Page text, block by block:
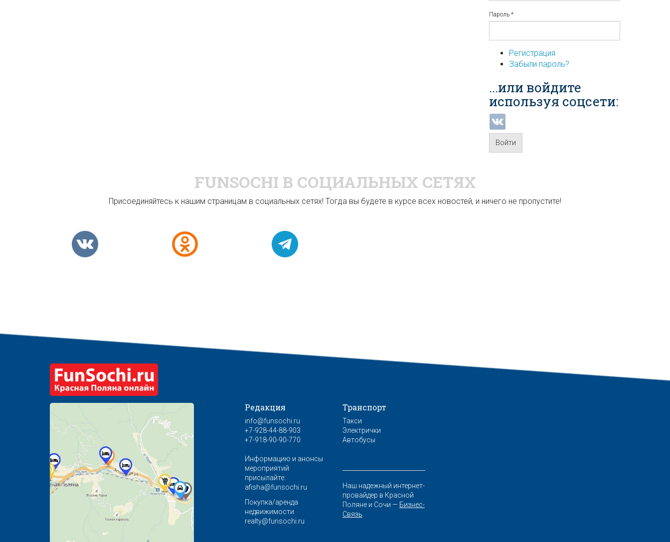
Пароль *
Регистрация
Забыли пароль?
...или войдите
используя соцсети:
Войти
FUNSOCHI В СОЦИАЛЬНЫХ СЕТЯХ
Присоединяйтесь к нашим страницам в социальных сетях! Тогда вы будете в курсе всех новостей, и ничего не пропустите!
Редакция
info@funsochi.ru
+7-928-44-88-903
+7-918-90-90-770
Информацию и анонсы
мероприятий
присылайте:
afisha@funsochi.ru
Покупка/аренда
недвижимости
realty@funsochi.ru
Транспорт
Такси
Электрички
Автобусы
Наш надежный интернет-
провайдер в Красной
Поляне и Сочи — Бизнес-
Связь